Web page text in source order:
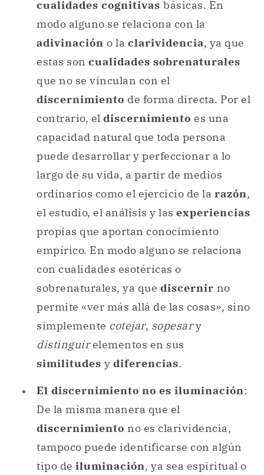
cualidades cognitivas básicas. En
modo alguno se relaciona con la
adivinación o la clarividencia, ya que
estas son cualidades sobrenaturales
que no se vinculan con el
discernimiento de forma directa. Por el
contrario, el discernimiento es una
capacidad natural que toda persona
puede desarrollar y perfeccionar a lo
largo de su vida, a partir de medios
ordinarios como el ejercicio de la razón,
el estudio, el análisis y las experiencias
propias que aportan conocimiento
empírico. En modo alguno se relaciona
con cualidades esotéricas o
sobrenaturales, ya que discernir no
permite «ver más allá de las cosas», sino
simplemente cotejar, sopesary
distinguirelementos en sus
similitudes y diferencias.
El discernimiento no es iluminación:
De la misma manera que el
discernimiento no es clarividencia,
tampoco puede identificarse con algún
tipo de iluminación, ya sea espiritual o